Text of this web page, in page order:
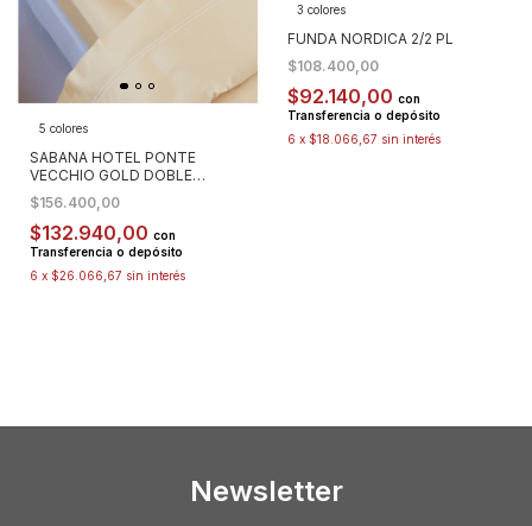
5 colores
SABANA HOTEL PONTE
VECCHIO GOLD DOBLE
FESTON 500 H FULL
$156.400,00
$132.940,00 con
Transferencia o depósito
6 x $26.066,67 sin interés
3 colores
FUNDA NORDICA 2/2 PL
$108.400,00
$92.140,00 con
Transferencia o depósito
6 x $18.066,67 sin interés
Newsletter